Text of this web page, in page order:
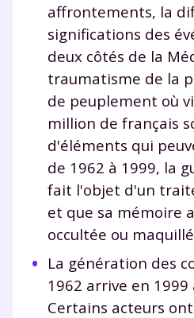
affrontements, la
significations des
deux côtés de la
traumatisme de la
de peuplement où
million de français
d'éléments qui
de 1962 à 1999, la
fait l'objet d'un
et que sa mémoire
occultée ou
La génération des
1962 arrive en 1999
Certains acteurs